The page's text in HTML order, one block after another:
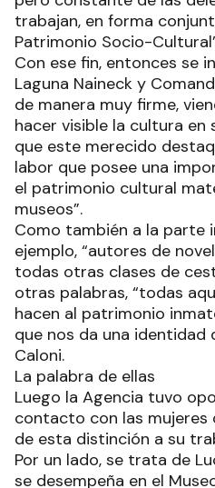
trabajan, en forma
Patrimonio Socio-
Con ese fin, entonces se
Laguna Naineck y
de manera muy firme,
hacer visible la cultura en
que este merecido
labor que posee una
el patrimonio cultural
museos”.
Como también a la parte
ejemplo, “autores de
todas otras clases de
otras palabras, “todas
hacen al patrimonio
que nos da una identidad
Caloni.
La palabra de ellas
Luego la Agencia tuvo
contacto con las mujeres
de esta distinción a su
Por un lado, se trata de
se desempeña en el